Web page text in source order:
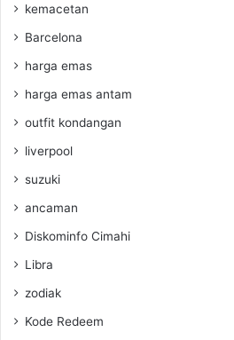
kemacetan
Barcelona
harga emas
harga emas antam
outfit kondangan
liverpool
suzuki
ancaman
Diskominfo Cimahi
Libra
zodiak
Kode Redeem